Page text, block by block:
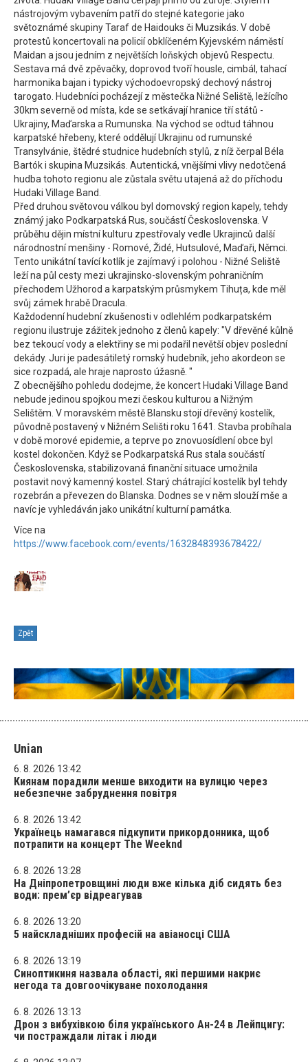
nástrojovým vybavením patří do stejné kategorie jako
světoznámé skupiny Taraf de Haidouks či Muzsikás. V době
protestů koncertovali na policií obklíčeném Kyjevském náměstí
Maidan a jsou jedním z největších loňských objevů Respectu.
Sestava má dvě zpěvačky, doprovod tvoří housle, cimbál, tahací
harmonika bajan i typicky východoevropský dechový nástroj
tarogato. Hudebníci pocházejí z městečka Nižné Seliště, ležícího
30km severně od místa, kde se setkávají hranice tří států -
Ukrajiny, Maďarska a Rumunska. Na východ se odtud táhnou
karpatské hřebeny, které oddělují Ukrajinu od rumunské
Transylvánie, štědré studnice hudebních stylů, z níž čerpal Béla
Bartók i skupina Muzsikás. Autentická, vnějšími vlivy nedotčená
hudba tohoto regionu ale zůstala světu utajená až do příchodu
Hudaki Village Band.
Před druhou světovou válkou byl domovský region kapely, tehdy
známý jako Podkarpatská Rus, součástí Československa. V
průběhu dějin místní kulturu zpestřovaly vedle Ukrajinců další
národnostní menšiny - Romové, Židé, Hutsulové, Maďaři, Němci.
Tento unikátní tavící kotlík je zajímavý i polohou - Nižné Seliště
leží na půl cesty mezi ukrajinsko-slovenským pohraničním
přechodem Užhorod a karpatským průsmykem Tihuța, kde měl
svůj zámek hrabě Dracula.
Každodenní hudební zkušenosti v odlehlém podkarpatském
regionu ilustruje zážitek jednoho z členů kapely: "V dřevěné kůlně
bez tekoucí vody a elektřiny se mi podařil nevětší objev poslední
dekády. Juri je padesátiletý romský hudebník, jeho akordeon se
sice rozpadá, ale hraje naprosto úžasně. "
Z obecnějšího pohledu dodejme, že koncert Hudaki Village Band
nebude jedinou spojkou mezi českou kulturou a Nižným
Selištěm. V moravském městě Blansku stojí dřevěný kostelík,
původně postavený v Nižném Selišti roku 1641. Stavba probíhala
v době morové epidemie, a teprve po znovuosídlení obce byl
kostel dokončen. Když se Podkarpatská Rus stala součástí
Československa, stabilizovaná finanční situace umožnila
postavit nový kamenný kostel. Starý chátrající kostelík byl tehdy
rozebrán a převezen do Blanska. Dodnes se v něm slouží mše a
navíc je vyhledáván jako unikátní kulturní památka.
Více na
https://www.facebook.com/events/1632848393678422/
Zpět
Unian
6. 8. 2026 13:42
Киянам порадили менше виходити на вулицю через
небезпечне забруднення повітря
6. 8. 2026 13:42
Українець намагався підкупити прикордонника, щоб
потрапити на концерт The Weeknd
6. 8. 2026 13:28
На Дніпропетровщині люди вже кілька діб сидять без
води: прем’єр відреагував
6. 8. 2026 13:20
5 найскладніших професій на авіаносці США
6. 8. 2026 13:19
Синоптикиня назвала області, які першими накриє
негода та довгоочікуване похолодання
6. 8. 2026 13:13
Дрон з вибухівкою біля українського Ан-24 в Лейпцигу:
чи постраждали літак і люди